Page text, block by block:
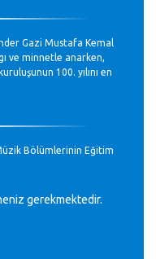
Gazi Mustafa Kemal
ve minnetle anarken,
100. yılını en
Bölümlerinin Eğitim
gerekmektedir.